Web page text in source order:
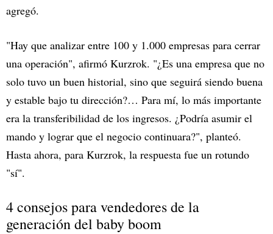
agregó.
"Hay que analizar entre 100 y 1.000 empresas para cerrar
una operación", afirmó Kurzrok. "¿Es una empresa que no
solo tuvo un buen historial, sino que seguirá siendo buena
y estable bajo tu dirección?… Para mí, lo más importante
era la transferibilidad de los ingresos. ¿Podría asumir el
mando y lograr que el negocio continuara?", planteó.
Hasta ahora, para Kurzrok, la respuesta fue un rotundo
"sí".
4 consejos para vendedores de la
generación del baby boom